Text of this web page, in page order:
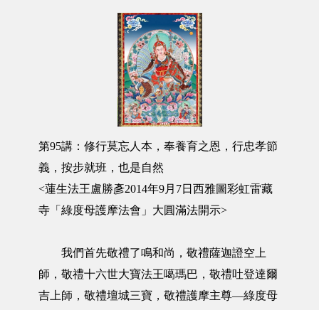
第95講：修行莫忘人本，奉養育之恩，行忠孝節
義，按步就班，也是自然
<蓮生法王盧勝彥2014年9月7日西雅圖彩虹雷藏
寺「綠度母護摩法會」大圓滿法開示>
我們首先敬禮了鳴和尚，敬禮薩迦證空上
師，敬禮十六世大寶法王噶瑪巴，敬禮吐登達爾
吉上師，敬禮壇城三寶，敬禮護摩主尊—綠度母